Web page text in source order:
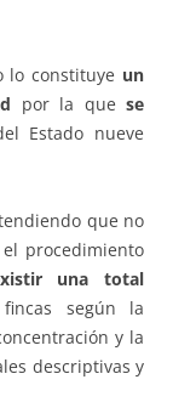
lo constituye un
por la quese
Estado nueve
que no
procedimiento
una total
según la
y la
descriptivas y